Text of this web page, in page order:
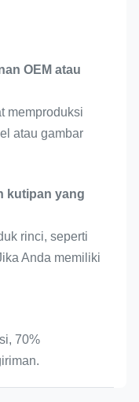
OEM atau
memproduksi
atau gambar
kutipan yang
rinci, seperti
Anda memiliki
70%